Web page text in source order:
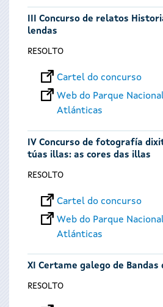
III Concurso de relatos
lendas
RESOLTO
Cartel do concurso
Web do Parque
Atlánticas
IV Concurso de fotografía
túas illas: as cores das illas
RESOLTO
Cartel do concurso
Web do Parque
Atlánticas
XI Certame galego de Bandas
RESOLTO